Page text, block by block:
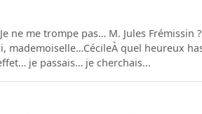
ne me trompe pas… M. Jules Frémissin ?
mademoiselle…CécileÀ quel heureux
je passais… je cherchais...